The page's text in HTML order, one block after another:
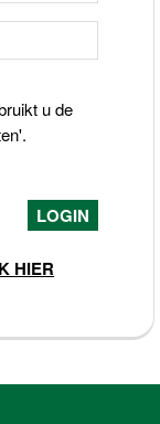
u de
HIER